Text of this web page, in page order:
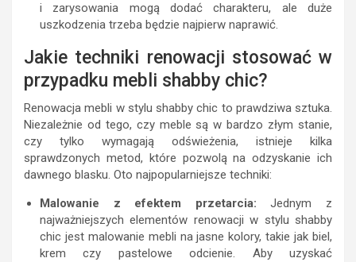
i zarysowania mogą dodać charakteru, ale duże
uszkodzenia trzeba będzie najpierw naprawić.
Jakie techniki renowacji stosować w
przypadku mebli shabby chic?
Renowacja mebli w stylu shabby chic to prawdziwa sztuka.
Niezależnie od tego, czy meble są w bardzo złym stanie,
czy tylko wymagają odświeżenia, istnieje kilka
sprawdzonych metod, które pozwolą na odzyskanie ich
dawnego blasku. Oto najpopularniejsze techniki:
Malowanie z efektem przetarcia: Jednym z
najważniejszych elementów renowacji w stylu shabby
chic jest malowanie mebli na jasne kolory, takie jak biel,
krem czy pastelowe odcienie. Aby uzyskać